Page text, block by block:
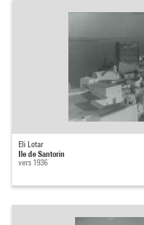
Eli Lotar
Ile de Santorin
vers 1936